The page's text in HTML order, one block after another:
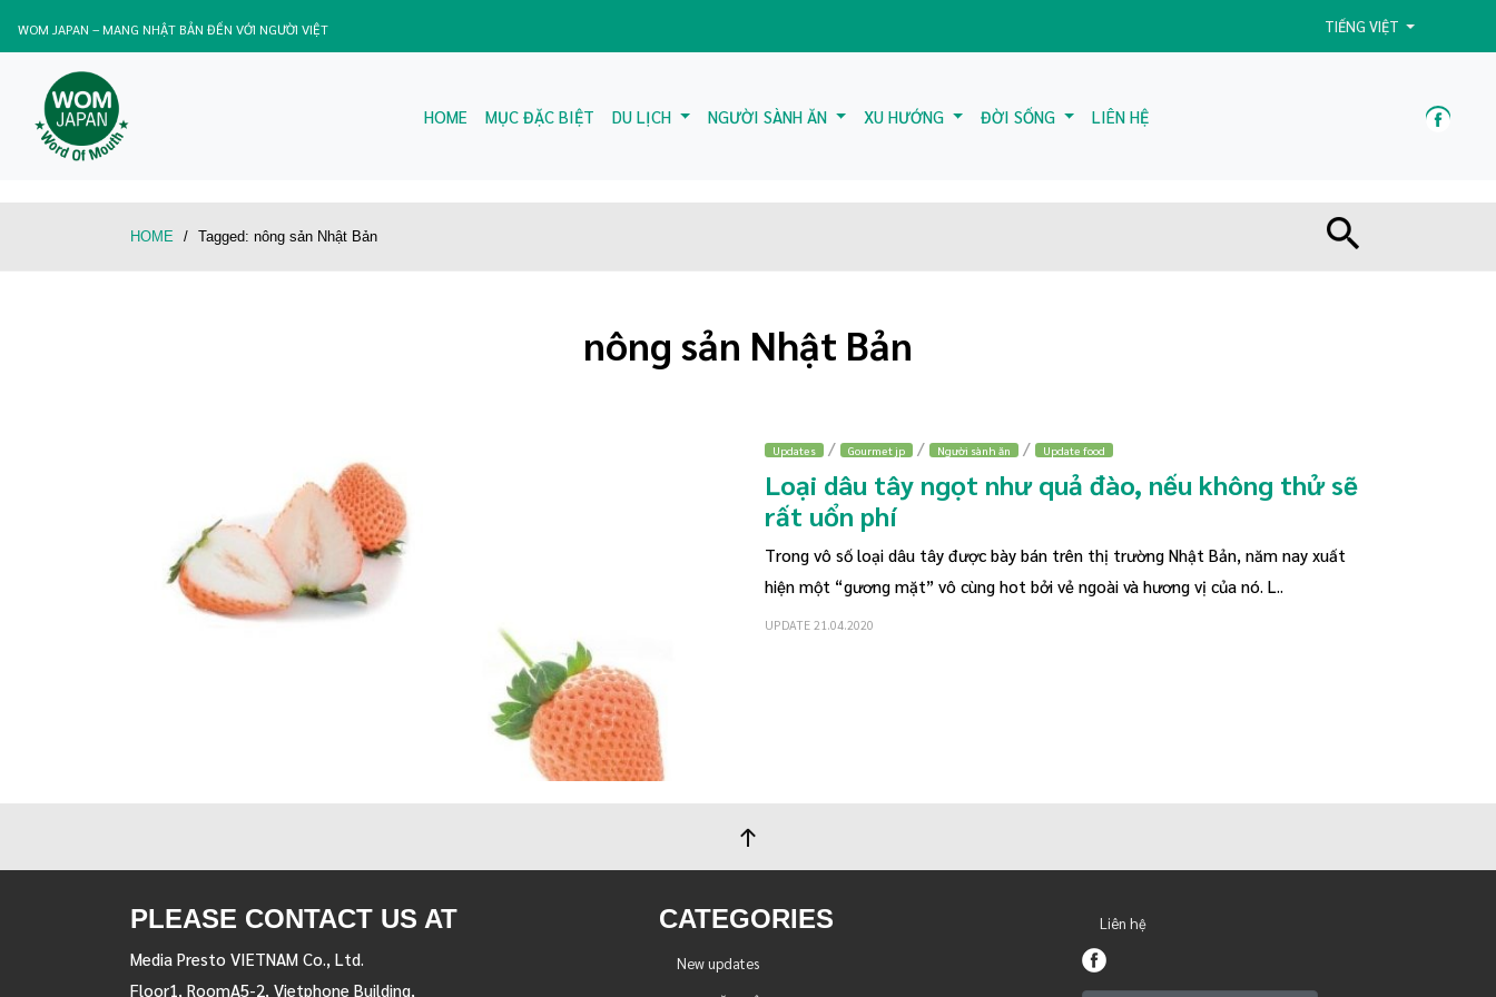
WOM JAPAN – MANG NHẬT BẢN ĐẾN VỚI NGƯỜI VIỆT TIẾNG VIỆT
HOME MỤC ĐẶC BIỆT DU LỊCH NGƯỜI SÀNH ĂN XU HƯỚNG ĐỜI SỐNG LIÊN HỆ
HOME / Tagged: nông sản Nhật Bản
nông sản Nhật Bản
Updates / Gourmet jp / Người sành ăn / Update food
Loại dâu tây ngọt như quả đào, nếu không thử sẽ
rất uổn phí
Trong vô số loại dâu tây được bày bán trên thị trường Nhật Bản, năm nay xuất
hiện một “gương mặt” vô cùng hot bởi vẻ ngoài và hương vị của nó. L..
UPDATE 21.04.2020
PLEASE CONTACT US AT
Media Presto VIETNAM Co., Ltd.
Floor1, RoomA5-2, Vietphone Building,
CATEGORIES
New updates
Liên hệ